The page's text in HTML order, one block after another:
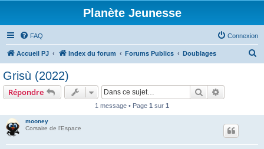
Planète Jeunesse
FAQ Connexion
Accueil PJ Index du forum Forums Publics Doublages
Grisù (2022)
Répondre Rechercher
1 message • Page 1 sur 1
mooney
Corsaire de l'Espace